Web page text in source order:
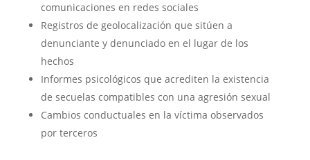
comunicaciones en redes sociales
Registros de geolocalización que sitúen a
denunciante y denunciado en el lugar de los
hechos
Informes psicológicos que acrediten la existencia
de secuelas compatibles con una agresión sexual
Cambios conductuales en la víctima observados
por terceros